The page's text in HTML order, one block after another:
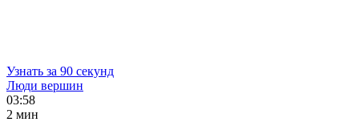
Узнать за 90 секунд
Люди вершин
03:58
2 мин